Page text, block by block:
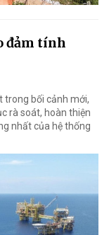
đảm tính
trong bối cảnh mới,
rà soát, hoàn thiện
nhất của hệ thống